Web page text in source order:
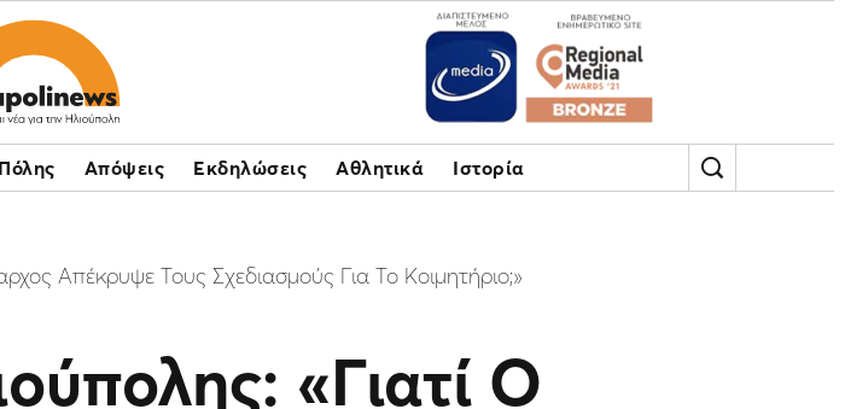
Απόψεις Εκδηλώσεις Αθλητικά Ιστορία
Απέκρυψε Τους Σχεδιασμούς Για Το Κοιμητήριο;»
«Γιατί Ο